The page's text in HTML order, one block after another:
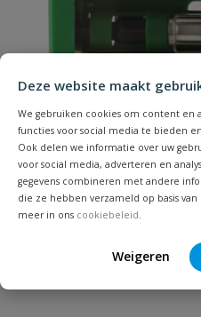
Deze website maakt
We gebruiken cookies om content en
functies voor social media te bieden
Ook delen we informatie over uw
voor social media, adverteren en
gegevens combineren met andere
die ze hebben verzameld op basis van
meer in ons cookiebeleid.
Weigeren
Geschikt voor
hout
Inhoud 200
Koponderzijde
Lengte 50 mm
Merknaam Spax
Beoordeling
Spax Bitbox T-STAR plus
6 Bitjes + Bithouder